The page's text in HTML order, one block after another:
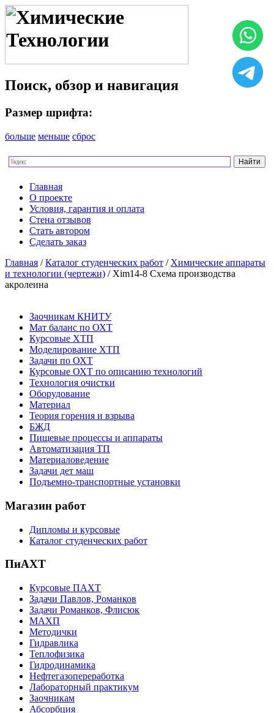
Поиск, обзор и навигация
Размер шрифта:
больше меньше сброс
Главная
О проекте
Условия, гарантия и оплата
Стена отзывов
Стать автором
Сделать заказ
Главная /Каталог студенческих работ / Химические аппараты
и технологии (чертежи) / Xim14-8 Схема производства
акролеина
Заочникам КНИТУ
Мат баланс по ОХТ
Курсовые ХТП
Моделирование ХТП
Задачи по ОХТ
Курсовые ОХТ по описанию технологий
Технология очистки
Оборудование
Материал
Теория горения и взрыва
БЖД
Пищевые процессы и аппараты
Автоматизация ТП
Материаловедение
Задачи дет маш
Подъемно-транспортные установки
Магазин работ
Дипломы и курсовые
Каталог студенческих работ
ПиАХТ
Курсовые ПАХТ
Задачи Павлов, Романков
Задачи Романков, Флисюк
МАХП
Методички
Гидравлика
Теплофизика
Гидродинамика
Нефтегазопереработка
Лабораторный практикум
Заочникам
Абсорбция